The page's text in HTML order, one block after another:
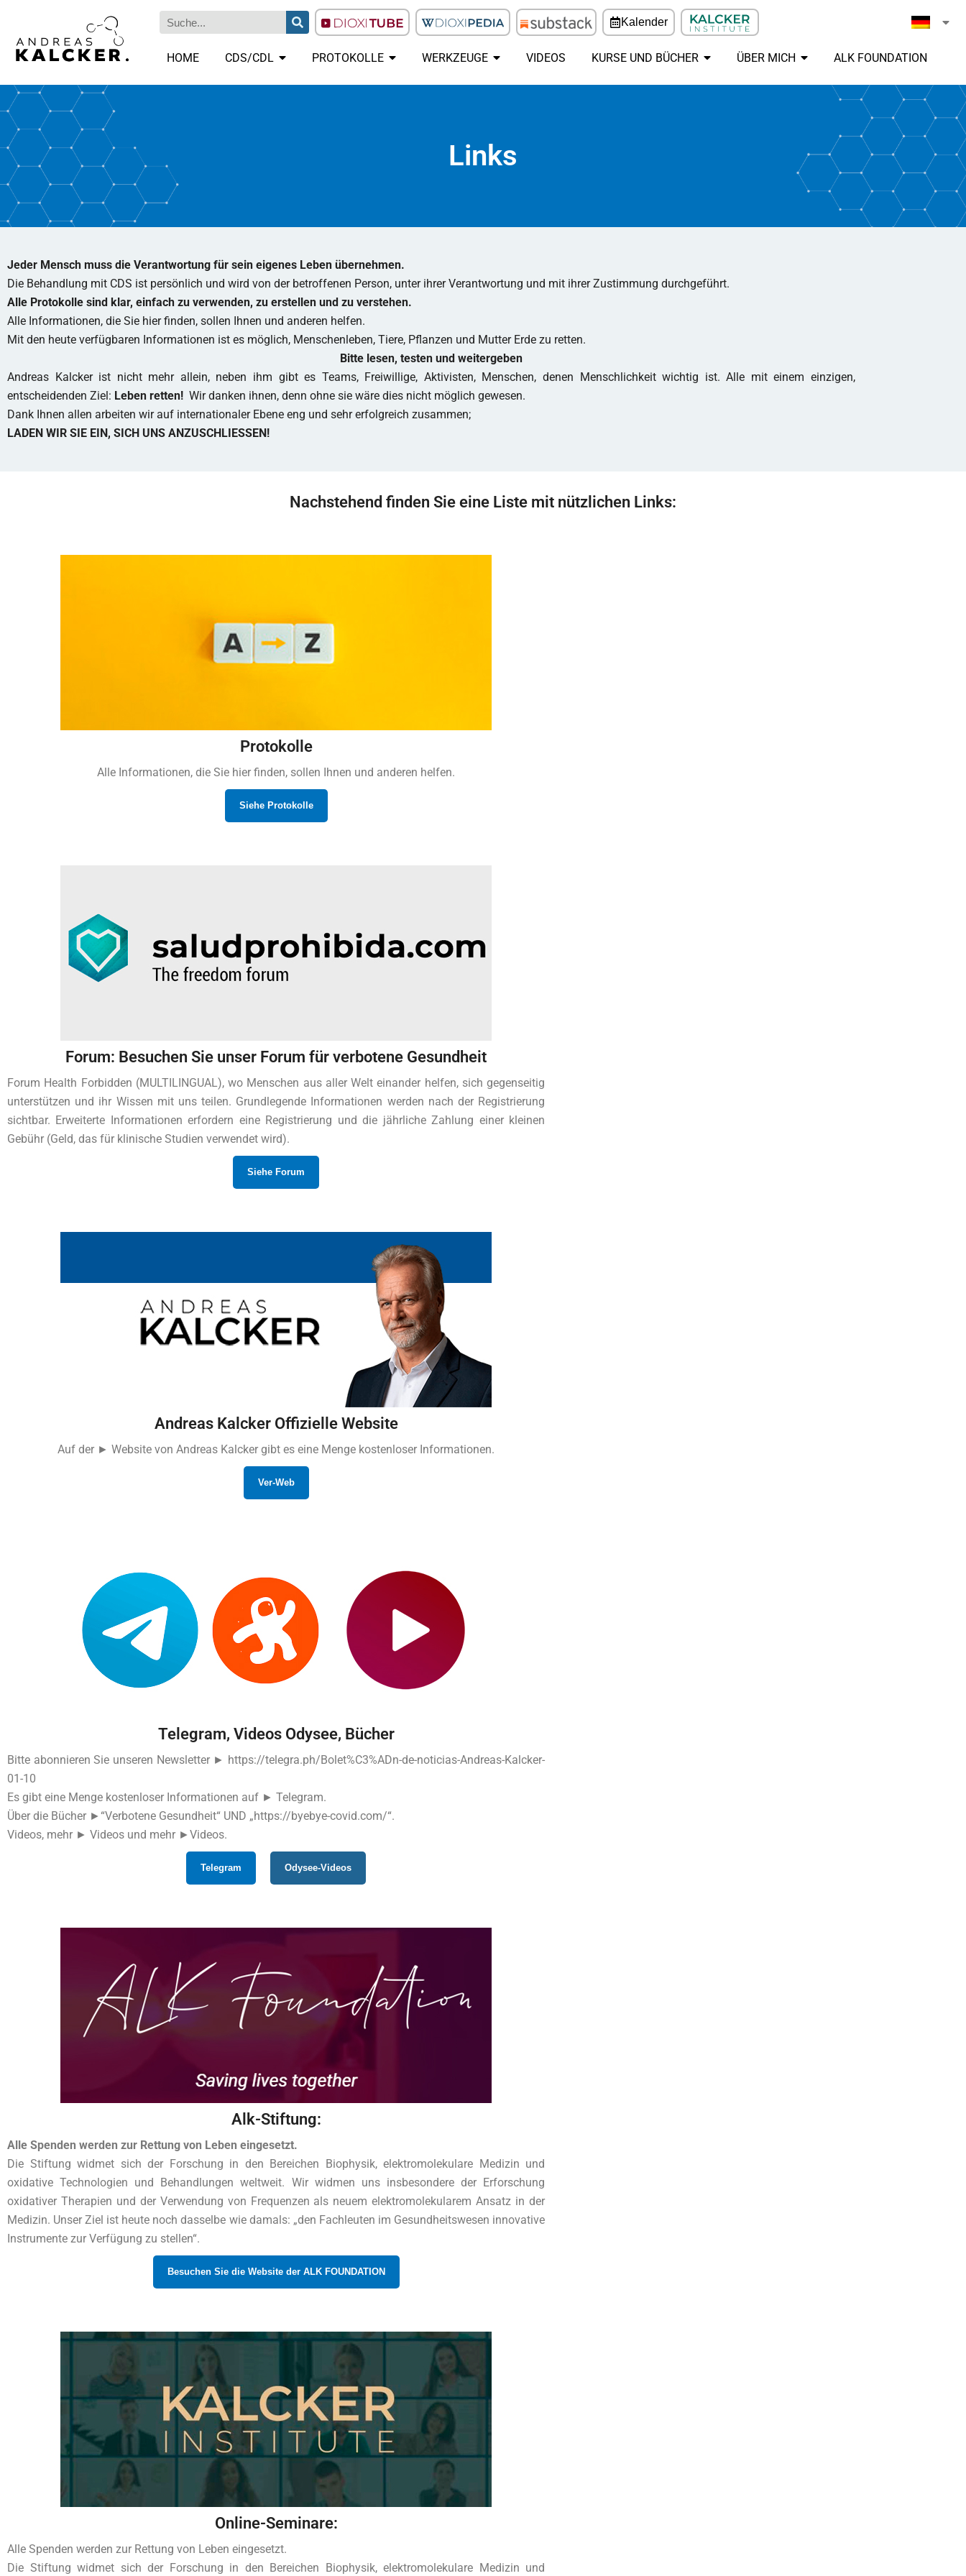
Kalender
HOME CDS/CDL PROTOKOLLE WERKZEUGE VIDEOS KURSE UND BÜCHER ÜBER MICH ALK FOUNDATION
Links
Jeder Mensch muss die Verantwortung für sein eigenes Leben übernehmen.
Die Behandlung mit CDS ist persönlich und wird von der betroffenen Person, unter ihrer Verantwortung und mit ihrer Zustimmung durchgeführt.
Alle Protokolle sind klar, einfach zu verwenden, zu erstellen und zu verstehen.
Alle Informationen, die Sie hier finden, sollen Ihnen und anderen helfen.
Mit den heute verfügbaren Informationen ist es möglich, Menschenleben, Tiere, Pflanzen und Mutter Erde zu retten.
Bitte lesen, testen und weitergeben
Andreas Kalcker ist nicht mehr allein, neben ihm gibt es Teams, Freiwillige, Aktivisten, Menschen, denen Menschlichkeit wichtig ist. Alle mit einem einzigen,
entscheidenden Ziel: Leben retten! Wir danken ihnen, denn ohne sie wäre dies nicht möglich gewesen.
Dank Ihnen allen arbeiten wir auf internationaler Ebene eng und sehr erfolgreich zusammen;
LADEN WIR SIE EIN, SICH UNS ANZUSCHLIESSEN!
Nachstehend finden Sie eine Liste mit nützlichen Links:
Protokolle
Alle Informationen, die Sie hier finden, sollen Ihnen und anderen helfen.
Siehe Protokolle
Forum: Besuchen Sie unser Forum für verbotene Gesundheit
Forum Health Forbidden (MULTILINGUAL), wo Menschen aus aller Welt einander helfen, sich gegenseitig
unterstützen und ihr Wissen mit uns teilen. Grundlegende Informationen werden nach der Registrierung
sichtbar. Erweiterte Informationen erfordern eine Registrierung und die jährliche Zahlung einer kleinen
Gebühr (Geld, das für klinische Studien verwendet wird).
Siehe Forum
Andreas Kalcker Offizielle Website
Auf der ► Website von Andreas Kalcker gibt es eine Menge kostenloser Informationen.
Ver-Web
Telegram, Videos Odysee, Bücher
Bitte abonnieren Sie unseren Newsletter ► https://telegra.ph/Bolet%C3%ADn-de-noticias-Andreas-Kalcker-
01-10
Es gibt eine Menge kostenloser Informationen auf ► Telegram.
Über die Bücher ►“Verbotene Gesundheit“ UND „https://byebye-covid.com/“.
Videos, mehr ► Videos und mehr ►Videos.
Telegram Odysee-Videos
Alk-Stiftung:
Alle Spenden werden zur Rettung von Leben eingesetzt.
Die Stiftung widmet sich der Forschung in den Bereichen Biophysik, elektromolekulare Medizin und
oxidative Technologien und Behandlungen weltweit. Wir widmen uns insbesondere der Erforschung
oxidativer Therapien und der Verwendung von Frequenzen als neuem elektromolekularem Ansatz in der
Medizin. Unser Ziel ist heute noch dasselbe wie damals: „den Fachleuten im Gesundheitswesen innovative
Instrumente zur Verfügung zu stellen“.
Besuchen Sie die Website der ALK FOUNDATION
Online-Seminare:
Alle Spenden werden zur Rettung von Leben eingesetzt.
Die Stiftung widmet sich der Forschung in den Bereichen Biophysik, elektromolekulare Medizin und